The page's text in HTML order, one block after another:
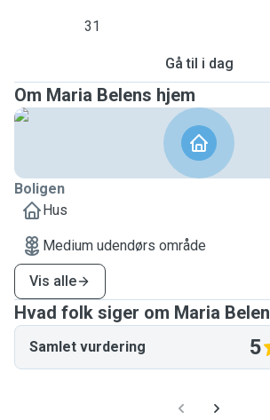
31
Gå til i dag
Om Maria Belens hjem
Boligen
Hus
Medium udendørs område
Vis alle
Hvad folk siger om Maria Belen
Samlet vurdering 5